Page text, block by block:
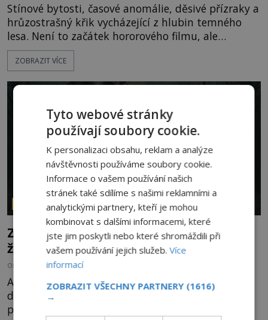
Stínové bytosti, časové anomálie, děsivé přízraky a
hrůzostrašný křik vycházející z hlubin temného
lesa. Není to začátek hororového filmu, ale
události, které popisují návštěvníci lesů, které jsou
označovány jako nejděsivější na světě. Lidé bydlící
vyhýbají! Už jste o těchto lesích slyšeli? A odvážili
ZOBRAZIT VÍCE
PARANORMÁLNÍ JEVY
Záhada děsivých černookých dětí: Je to
žert nebo realita?
OD ANDREA ŠULCOVÁ
Americký novinář Brian Bethel postává kolem
desáté večer u svého auta na opuštěném
parkovišti a kouří cigaretu. Když odhodí vajgl a
Tyto webové stránky
používají soubory cookie.
K personalizaci obsahu, reklam a analýze
návštěvnosti používáme soubory cookie.
Informace o vašem používání našich
stránek také sdílíme s našimi reklamními a
analytickými partnery, kteří je mohou
kombinovat s dalšími informacemi, které
jste jim poskytli nebo které shromáždili při
vašem používání jejich služeb.Více
informací
ZOBRAZIT VŠECHNY PARTNERY (1616)
→